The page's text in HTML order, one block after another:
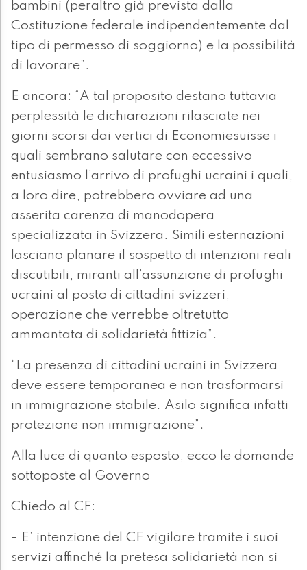
bambini (peraltro già prevista dalla
Costituzione federale indipendentemente dal
tipo di permesso di soggiorno) e la possibilità
di lavorare”.
E ancora: “A tal proposito destano tuttavia
perplessità le dichiarazioni rilasciate nei
giorni scorsi dai vertici di Economiesuisse i
quali sembrano salutare con eccessivo
entusiasmo l’arrivo di profughi ucraini i quali,
a loro dire, potrebbero ovviare ad una
asserita carenza di manodopera
specializzata in Svizzera. Simili esternazioni
lasciano planare il sospetto di intenzioni reali
discutibili, miranti all’assunzione di profughi
ucraini al posto di cittadini svizzeri,
operazione che verrebbe oltretutto
ammantata di solidarietà fittizia”.
“La presenza di cittadini ucraini in Svizzera
deve essere temporanea e non trasformarsi
in immigrazione stabile. Asilo significa infatti
protezione non immigrazione”.
Alla luce di quanto esposto, ecco le domande
sottoposte al Governo
Chiedo al CF:
- E’ intenzione del CF vigilare tramite i suoi
servizi affinché la pretesa solidarietà non si